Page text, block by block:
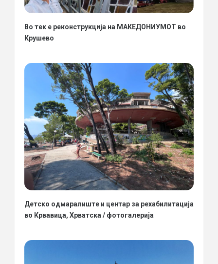
Во тек е реконструкција на МАКЕДОНИУМОТ во
Крушево
Детско одмаралиште и центар за рехабилитација
во Крвавица, Хрватска / фотогалерија